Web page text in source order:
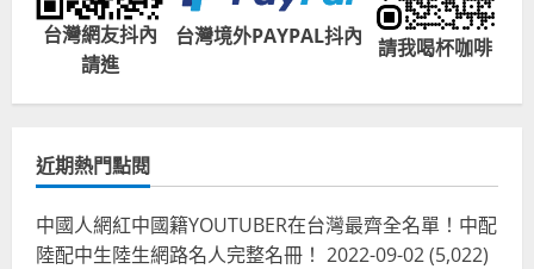
台灣網友抖內
請進
台灣境外PAYPAL抖內 請我喝杯咖啡
近期熱門點閱
中國人網紅中國籍YOUTUBER在台灣最齊全名單！中配
陸配中生陸生網路名人完整名冊！ 2022-09-02(5,022)